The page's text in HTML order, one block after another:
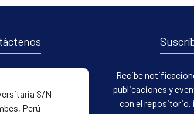
S/N -
Perú
Recibe
publicaciones y
con el repositorio.